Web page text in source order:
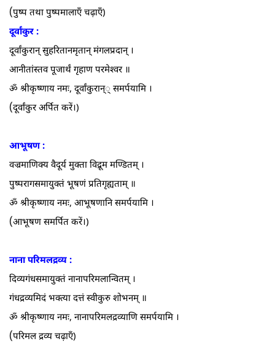
(पुष्प तथा पुष्पमालाएँ चढ़ाएँ)
दूर्वांकुर :
दूर्वांकुरान्‌ सुहरितानमृतान्‌ मंगलप्रदान्‌ ।
आनीतांस्तव पूजार्थं गृहाण परमेश्वर ॥
ॐ श्रीकृष्णाय नमः, दूर्वांकुरान्‌्‌ समर्पयामि ।
(दूर्वांकुर अर्पित करें।)
आभूषण :
वज्रमाणिक्य वैदूर्य मुक्ता विद्रूम मण्डितम्‌ ।
पुष्परागसमायुक्तं भूषणं प्रतिगृह्यताम्‌ ॥
ॐ श्रीकृष्णाय नमः, आभूषणानि समर्पयामि ।
(आभूषण समर्पित करें।)
नाना परिमलद्रव्य :
दिव्यगंधसमायुक्तं नानापरिमलान्वितम्‌ ।
गंधद्रव्यमिदं भक्त्या दत्तं स्वीकुरु शोभनम्‌ ॥
ॐ श्रीकृष्णाय नमः, नानापरिमलद्रव्याणि समर्पयामि ।
(परिमल द्रव्य चढ़ाएँ)